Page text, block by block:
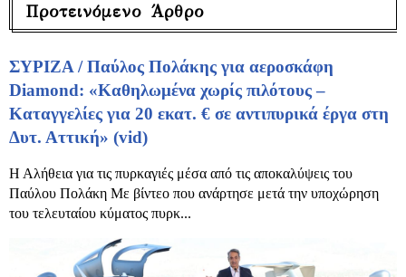
Προτεινόμενο Άρθρο
ΣΥΡΙΖΑ / Παύλος Πολάκης για αεροσκάφη
Diamond: «Καθηλωμένα χωρίς πιλότους –
Καταγγελίες για 20 εκατ. € σε αντιπυρικά έργα στη
Δυτ. Αττική» (vid)
Η Αλήθεια για τις πυρκαγιές μέσα από τις αποκαλύψεις του
Παύλου Πολάκη Με βίντεο που ανάρτησε μετά την υποχώρηση
του τελευταίου κύματος πυρκ...